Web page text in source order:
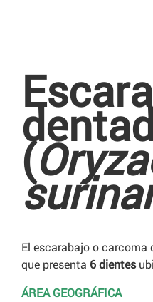
(
El escarabajo o carcoma
que presenta 6 dientes
ÁREA GEOGRÁFICA